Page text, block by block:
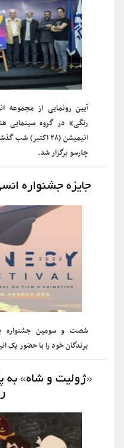
آیین رونمایی از مجموعه
رنگی» در گروه سینمایی
چارسو برگزار شد.
جایزه جشنواره
شصت و سومین جشنواره
برندگان خود را با حضور یک
«ژولیت و شاه» به